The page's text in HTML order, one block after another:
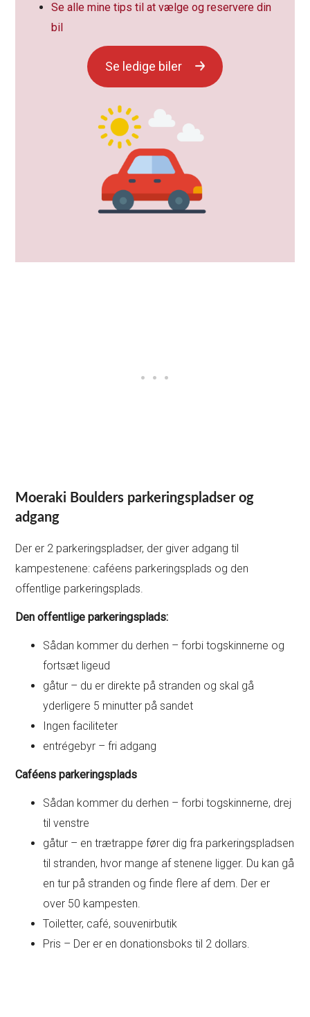
Se alle mine tips til at vælge og reservere din
bil
Se ledige biler
Moeraki Boulders parkeringspladser og
adgang
Der er 2 parkeringspladser, der giver adgang til
kampestenene: caféens parkeringsplads og den
offentlige parkeringsplads.
Den offentlige parkeringsplads:
Sådan kommer du derhen – forbi togskinnerne og
fortsæt ligeud
gåtur – du er direkte på stranden og skal gå
yderligere 5 minutter på sandet
Ingen faciliteter
entrégebyr – fri adgang
Caféens parkeringsplads
Sådan kommer du derhen – forbi togskinnerne, drej
til venstre
gåtur – en trætrappe fører dig fra parkeringspladsen
til stranden, hvor mange af stenene ligger. Du kan gå
en tur på stranden og finde flere af dem. Der er
over 50 kampesten.
Toiletter, café, souvenirbutik
Pris – Der er en donationsboks til 2 dollars.